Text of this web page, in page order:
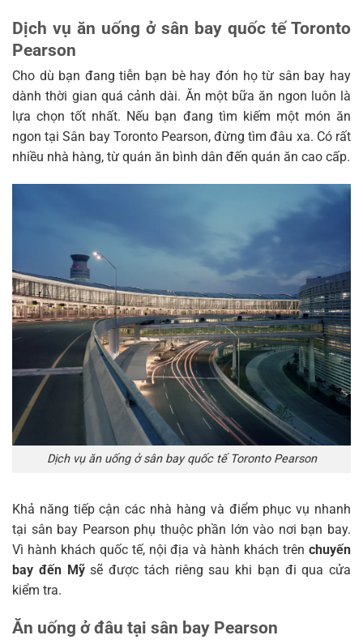
Dịch vụ ăn uống ở sân bay quốc tế Toronto
Pearson
Cho dù bạn đang tiễn bạn bè hay đón họ từ sân bay hay
dành thời gian quá cảnh dài. Ăn một bữa ăn ngon luôn là
lựa chọn tốt nhất. Nếu bạn đang tìm kiếm một món ăn
ngon tại Sân bay Toronto Pearson, đừng tìm đâu xa. Có rất
nhiều nhà hàng, từ quán ăn bình dân đến quán ăn cao cấp.
Dịch vụ ăn uống ở sân bay quốc tế Toronto Pearson
Khả năng tiếp cận các nhà hàng và điểm phục vụ nhanh
tại sân bay Pearson phụ thuộc phần lớn vào nơi bạn bay.
Vì hành khách quốc tế, nội địa và hành khách trên chuyến
bay đến Mỹsẽ được tách riêng sau khi bạn đi qua cửa
kiểm tra.
Ăn uống ở đâu tại sân bay Pearson